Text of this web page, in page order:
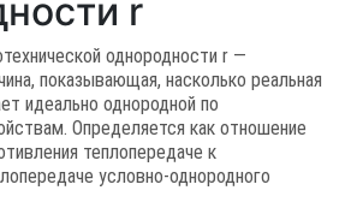
r
однородности r —
показывающая, насколько реальная
идеально однородной по
Определяется как отношение
теплопередаче к
условно-однородного